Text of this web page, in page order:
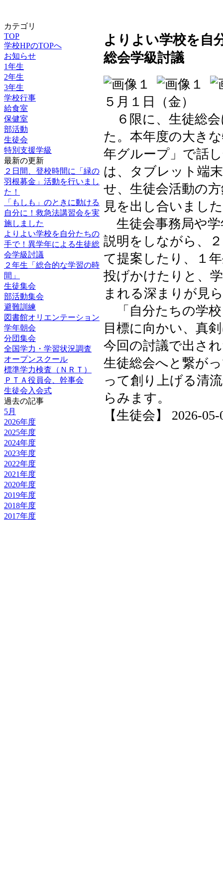
カテゴリ
TOP
学校HPのTOPへ
お知らせ
1年生
2年生
3年生
学校行事
給食室
保健室
部活動
生徒会
特別支援学級
最新の更新
２日間、登校時間に「緑の
羽根募金」活動を行いまし
た！
「もしも」のときに動ける
自分に！救急法講習会を実
施しました
よりよい学校を自分たちの
手で！異学年による生徒総
会学級討議
２年生「総合的な学習の時
間」
生徒集会
部活動集会
避難訓練
図書館オリエンテーション
学年朝会
分団集会
全国学力・学習状況調査
オープンスクール
標準学力検査（ＮＲＴ）
ＰＴＡ役員会、幹事会
生徒会入会式
過去の記事
5月
2026年度
2025年度
2024年度
2023年度
2022年度
2021年度
2020年度
2019年度
2018年度
2017年度
よりよい学校を自
総会学級討議
５月１日（金）
６限に、生徒総会
た。本年度の大き
年グループ」で話
は、タブレット端
せ、生徒会活動の
見を出し合いまし
生徒会事務局や学
説明をしながら、
て提案したり、１
投げかけたりと、
まれる深まりが見
「自分たちの学
目標に向かい、真
今回の討議で出さ
生徒総会へと繋が
って創り上げる清
らみます。
【生徒会】 2026-